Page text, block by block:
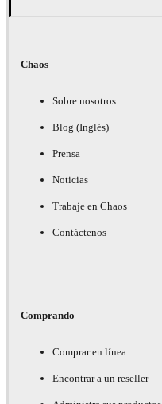
Chaos
Sobre nosotros
Blog (Inglés)
Prensa
Noticias
Trabaje en Chaos
Contáctenos
Comprando
Comprar en línea
Encontrar a un reseller